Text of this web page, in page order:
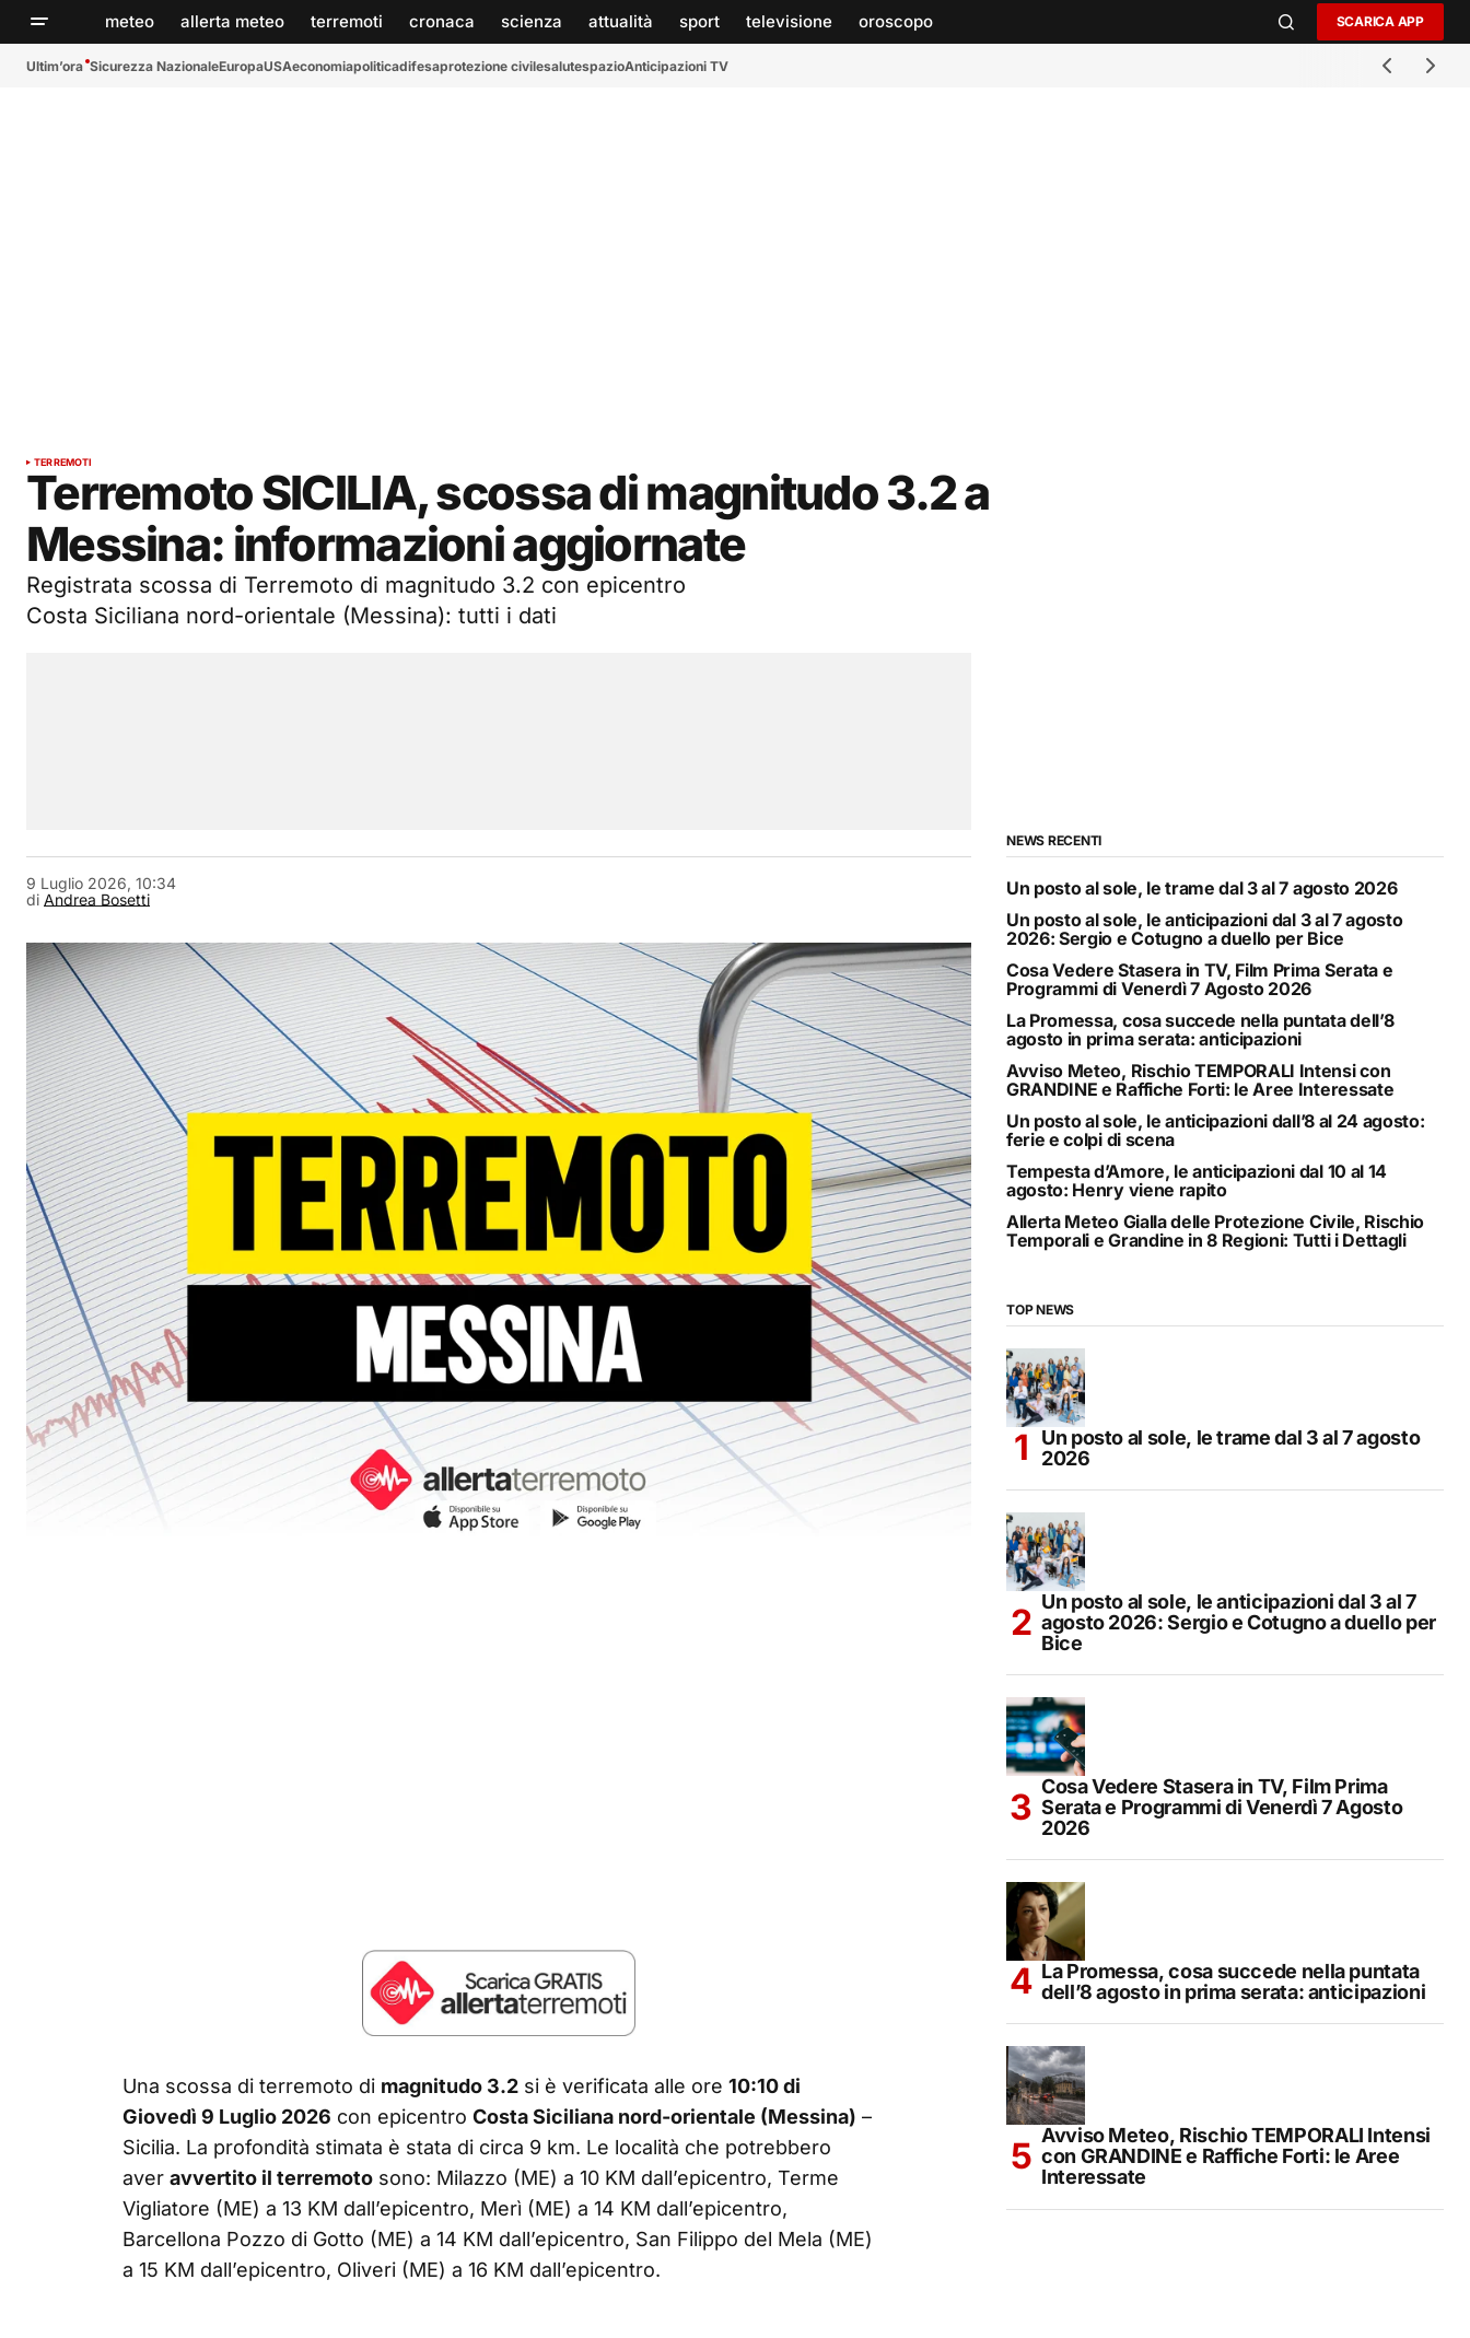
meteo allerta meteo terremoti cronaca scienza attualità sport televisione oroscopo SCARICA APP
Ultim’ora Sicurezza NazionaleEuropaUSAeconomiapoliticadifesaprotezione civilesalutespazioAnticipazioni TV
TERREMOTI
Terremoto SICILIA, scossa di magnitudo 3.2 a
Messina: informazioni aggiornate
Registrata scossa di Terremoto di magnitudo 3.2 con epicentro
Costa Siciliana nord-orientale (Messina): tutti i dati
di Andrea Bosetti
9 Luglio 2026, 10:34
Una scossa di terremoto di magnitudo 3.2 si è verificata alle ore 10:10 di
Giovedì 9 Luglio 2026 con epicentro Costa Siciliana nord-orientale (Messina) –
Sicilia. La profondità stimata è stata di circa 9 km. Le località che potrebbero
aver avvertito il terremoto sono: Milazzo (ME) a 10 KM dall’epicentro, Terme
Vigliatore (ME) a 13 KM dall’epicentro, Merì (ME) a 14 KM dall’epicentro,
Barcellona Pozzo di Gotto (ME) a 14 KM dall’epicentro, San Filippo del Mela (ME)
a 15 KM dall’epicentro, Oliveri (ME) a 16 KM dall’epicentro.
NEWS RECENTI
Un posto al sole, le trame dal 3 al 7 agosto 2026
Un posto al sole, le anticipazioni dal 3 al 7 agosto
2026: Sergio e Cotugno a duello per Bice
Cosa Vedere Stasera in TV, Film Prima Serata e
Programmi di Venerdì 7 Agosto 2026
La Promessa, cosa succede nella puntata dell’8
agosto in prima serata: anticipazioni
Avviso Meteo, Rischio TEMPORALI Intensi con
GRANDINE e Raffiche Forti: le Aree Interessate
Un posto al sole, le anticipazioni dall’8 al 24 agosto:
ferie e colpi di scena
Tempesta d’Amore, le anticipazioni dal 10 al 14
agosto: Henry viene rapito
Allerta Meteo Gialla delle Protezione Civile, Rischio
Temporali e Grandine in 8 Regioni: Tutti i Dettagli
TOP NEWS
Un posto al sole, le trame dal 3 al 7 agosto
2026
Un posto al sole, le anticipazioni dal 3 al 7
agosto 2026: Sergio e Cotugno a duello per
Bice
Cosa Vedere Stasera in TV, Film Prima
Serata e Programmi di Venerdì 7 Agosto
2026
La Promessa, cosa succede nella puntata
dell’8 agosto in prima serata: anticipazioni
Avviso Meteo, Rischio TEMPORALI Intensi
con GRANDINE e Raffiche Forti: le Aree
Interessate